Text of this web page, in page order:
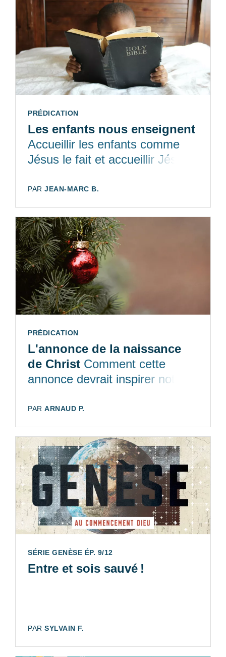
TYPE:
PRÉDICATION
Les enfants nous enseignent
Accueillir les enfants comme
Jésus le fait et accueillir Jésus
AUTEUR:
PAR JEAN-MARC B.
TYPE:
PRÉDICATION
L'annonce de la naissance
de Christ Comment cette
annonce devrait inspirer notre
AUTEUR:
PAR ARNAUD P.
SÉRIE GENÈSE ÉP. 9/12
Entre et sois sauvé !
AUTEUR:
PAR SYLVAIN F.